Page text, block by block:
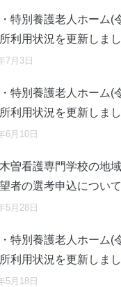
特別養護老人ホーム(
利用状況を更新しま
7月3日
特別養護老人ホーム(
利用状況を更新しま
6月10日
曽看護専門学校の地
者の選考申込について
5月28日
特別養護老人ホーム(
利用状況を更新しま
5月18日